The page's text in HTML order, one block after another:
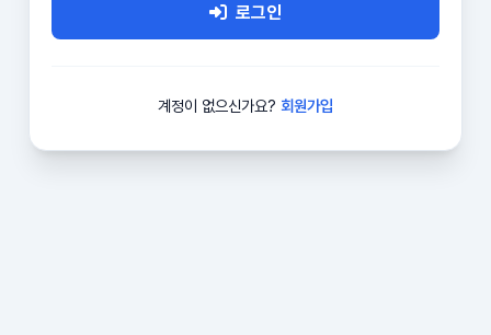
로그인
계정이 없으신가요? 회원가입